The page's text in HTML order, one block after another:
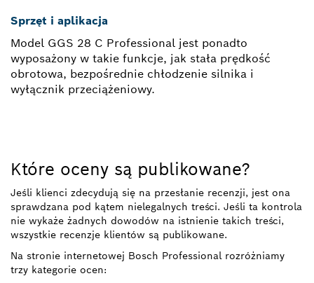
Sprzęt i aplikacja
Model GGS 28 C Professional jest ponadto
wyposażony w takie funkcje, jak stała prędkość
obrotowa, bezpośrednie chłodzenie silnika i
wyłącznik przeciążeniowy.
Które oceny są publikowane?
Jeśli klienci zdecydują się na przesłanie recenzji, jest ona
sprawdzana pod kątem nielegalnych treści. Jeśli ta kontrola
nie wykaże żadnych dowodów na istnienie takich treści,
wszystkie recenzje klientów są publikowane.
Na stronie internetowej Bosch Professional rozróżniamy
trzy kategorie ocen: